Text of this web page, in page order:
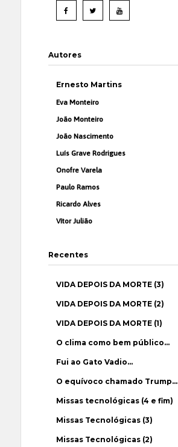
Autores
Ernesto Martins
Eva Monteiro
João Monteiro
João Nascimento
Luís Grave Rodrigues
Onofre Varela
Paulo Ramos
Ricardo Alves
Vítor Julião
Recentes
VIDA DEPOIS DA MORTE (3)
VIDA DEPOIS DA MORTE (2)
VIDA DEPOIS DA MORTE (1)
O clima como bem público…
Fui ao Gato Vadio…
O equívoco chamado Trump…
Missas tecnológicas (4 e fim)
Missas Tecnológicas (3)
Missas Tecnológicas (2)